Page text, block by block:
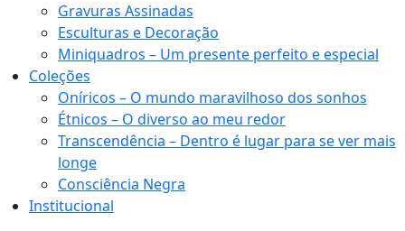
Gravuras Assinadas
Esculturas e Decoração
Miniquadros – Um presente perfeito e especial
Coleções
Oníricos – O mundo maravilhoso dos sonhos
Étnicos – O diverso ao meu redor
Transcendência – Dentro é lugar para se ver mais
longe
Consciência Negra
Institucional